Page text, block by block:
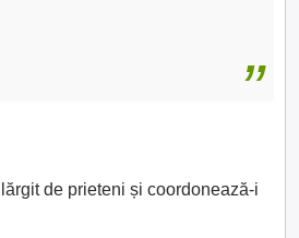
de prieteni și coordonează-i